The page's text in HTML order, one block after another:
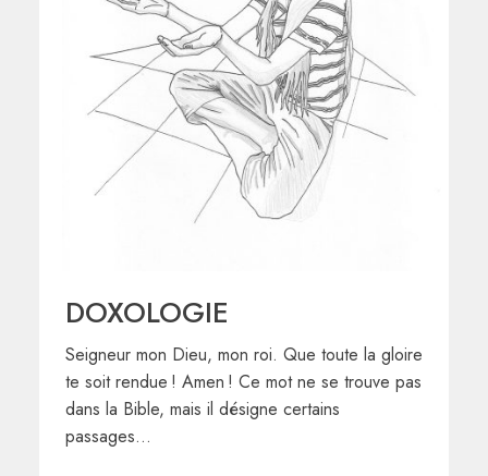
DOXOLOGIE
Seigneur mon Dieu, mon roi. Que toute la gloire
te soit rendue ! Amen ! Ce mot ne se trouve pas
dans la Bible, mais il désigne certains
passages…